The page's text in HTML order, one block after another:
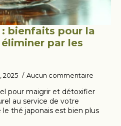
bienfaits pour la
par les
2025 Aucun commentaire
pour maigrir et détoxifier
au service de votre
thé japonais est bien plus